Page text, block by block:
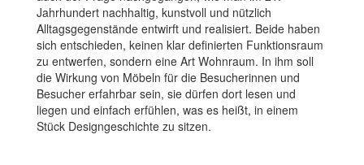
Jahrhundert nachhaltig, kunstvoll und nützlich
Alltagsgegenstände entwirft und realisiert. Beide haben
sich entschieden, keinen klar definierten Funktionsraum
zu entwerfen, sondern eine Art Wohnraum. In ihm soll
die Wirkung von Möbeln für die Besucherinnen und
Besucher erfahrbar sein, sie dürfen dort lesen und
liegen und einfach erfühlen, was es heißt, in einem
Stück Designgeschichte zu sitzen.